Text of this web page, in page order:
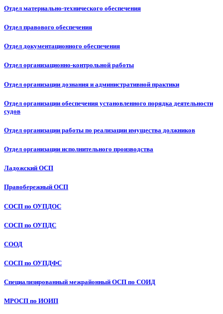
Отдел материально-технического обеспечения
Отдел правового обеспечения
Отдел документационного обеспечения
Отдел организационно-контрольной работы
Отдел организации дознания и административной практики
Отдел организации обеспечения установленного порядка деятельности
судов
Отдел организации работы по реализации имущества должников
Отдел организации исполнительного производства
Ладожский ОСП
Правобережный ОСП
СОСП по ОУПДОС
СОСП по ОУПДС
СООД
СОСП по ОУПДФС
Специализированный межрайонный ОСП по СОИД
МРОСП по ИОИП